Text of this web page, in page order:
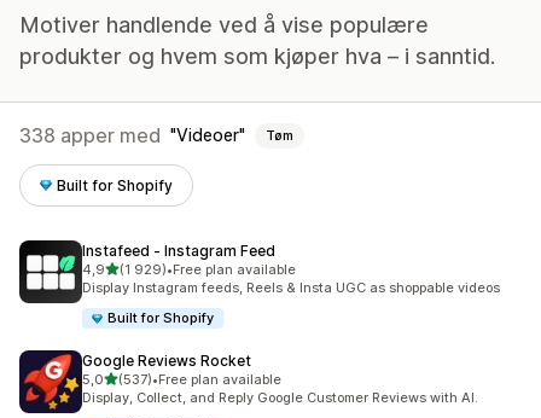
Motiver handlende ved å vise populære
produkter og hvem som kjøper hva – i sanntid.
338 apper med Videoer Tøm
Built for Shopify
Instafeed ‑ Instagram Feed
4,9av 5 stjerner
(1 929)
Totalt 1929 omtaler
•Free plan available
Display Instagram feeds, Reels & Insta UGC as shoppable videos
Built for Shopify
Google Reviews Rocket
5,0av 5 stjerner
(537)
Totalt 537 omtaler
•Free plan available
Display, Collect, and Reply Google Customer Reviews with AI.